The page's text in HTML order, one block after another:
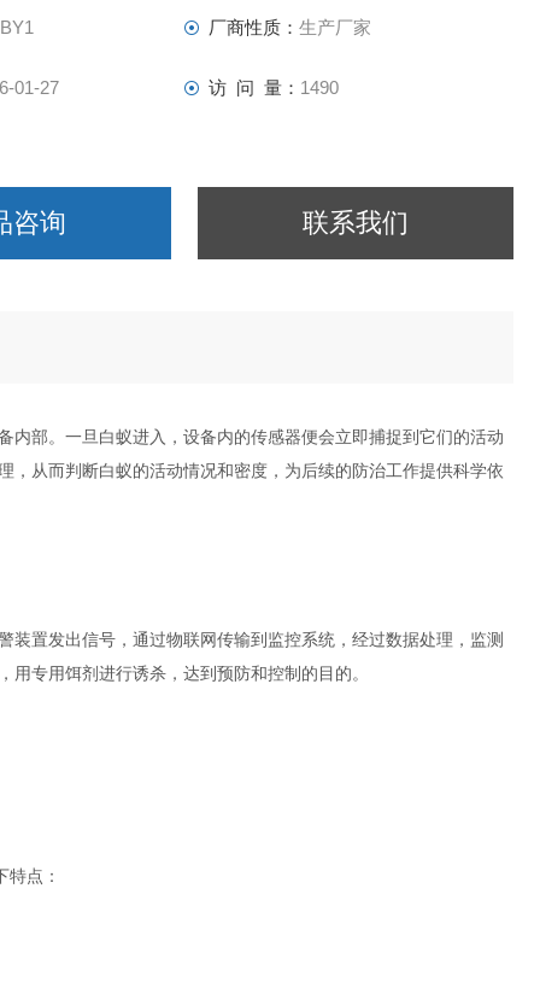
厂商性质： 生产厂家
01-27 访 问 量： 1490
咨询 联系我们
部。一旦白蚁进入，设备内的传感器便会立即捕捉到它们的活动
从而判断白蚁的活动情况和密度，为后续的防治工作提供科学依
置发出信号，通过物联网传输到监控系统，经过数据处理，监测
专用饵剂进行诱杀，达到预防和控制的目的。
点：